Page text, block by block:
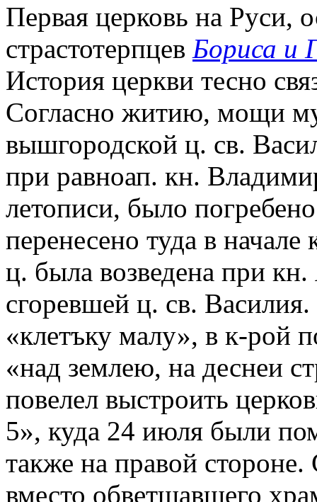
Первая церковь на Руси,
страстотерпцев Бориса и
История церкви тесно
Согласно житию, мощи
вышгородской ц. св.
при равноап. кн.
летописи, было
перенесено туда в
ц. была возведена при
сгоревшей ц. св.
«клетъку малу», в к-рой
«над землею, на деснеи
повелел выстроить
5», куда 24 июля были
также на правой
вместо обветшавшего